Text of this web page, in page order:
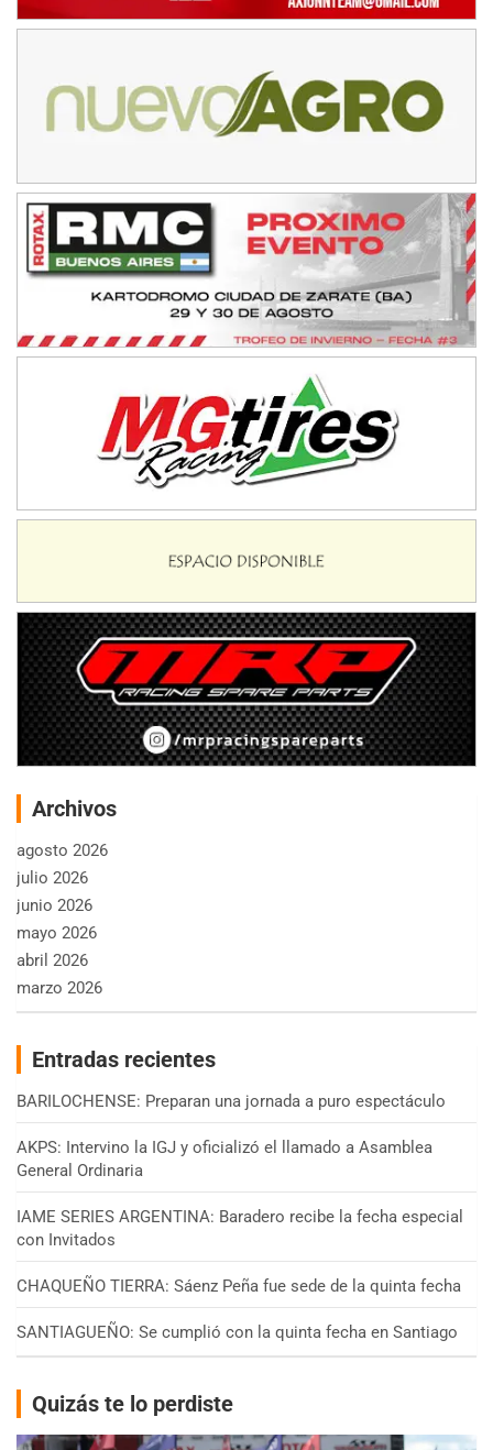
Archivos
agosto 2026
julio 2026
junio 2026
mayo 2026
abril 2026
marzo 2026
Entradas recientes
BARILOCHENSE: Preparan una jornada a puro espectáculo
AKPS: Intervino la IGJ y oficializó el llamado a Asamblea
General Ordinaria
IAME SERIES ARGENTINA: Baradero recibe la fecha especial
con Invitados
CHAQUEÑO TIERRA: Sáenz Peña fue sede de la quinta fecha
SANTIAGUEÑO: Se cumplió con la quinta fecha en Santiago
Quizás te lo perdiste